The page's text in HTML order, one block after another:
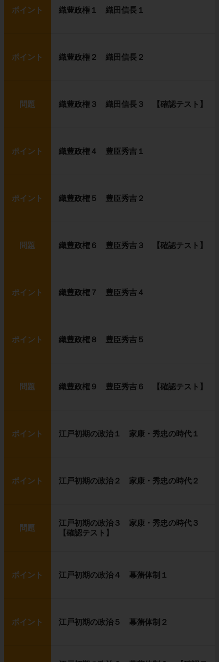
ポイント 織豊政権１ 織田信長１
ポイント 織豊政権２ 織田信長２
問題 織豊政権３ 織田信長３ 【確認テスト】
ポイント 織豊政権４ 豊臣秀吉１
ポイント 織豊政権５ 豊臣秀吉２
問題 織豊政権６ 豊臣秀吉３ 【確認テスト】
ポイント 織豊政権７ 豊臣秀吉４
ポイント 織豊政権８ 豊臣秀吉５
問題 織豊政権９ 豊臣秀吉６ 【確認テスト】
ポイント 江戸初期の政治１ 家康・秀忠の時代１
ポイント 江戸初期の政治２ 家康・秀忠の時代２
問題
江戸初期の政治３ 家康・秀忠の時代３
【確認テスト】
ポイント 江戸初期の政治４ 幕藩体制１
ポイント 江戸初期の政治５ 幕藩体制２